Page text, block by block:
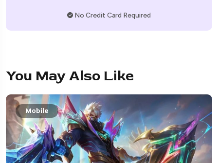
No Credit Card Required
You May Also Like
Mobile